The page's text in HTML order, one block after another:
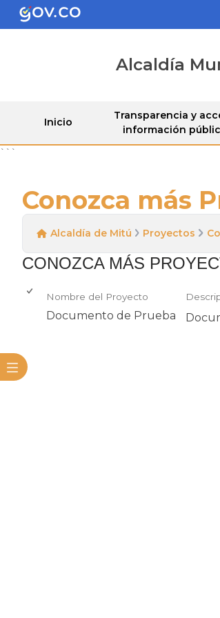
Alcaldía
Inicio
Transparencia y
información
```
Conozca más
Alcaldía de Mitú Proyectos
CONOZCA MÁS
Nombre del Proyecto
Documento de Prueba